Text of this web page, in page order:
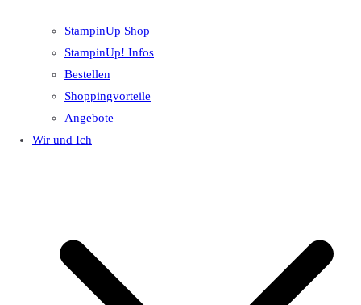
StampinUp Shop
StampinUp! Infos
Bestellen
Shoppingvorteile
Angebote
Wir und Ich